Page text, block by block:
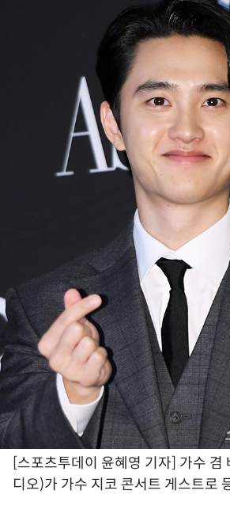
[스포츠투데이 윤혜영 기자] 가수 겸
디오)가 가수 지코 콘서트 게스트로